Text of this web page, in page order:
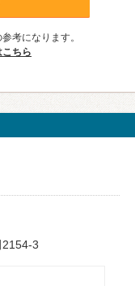
考になります。
ちら
3